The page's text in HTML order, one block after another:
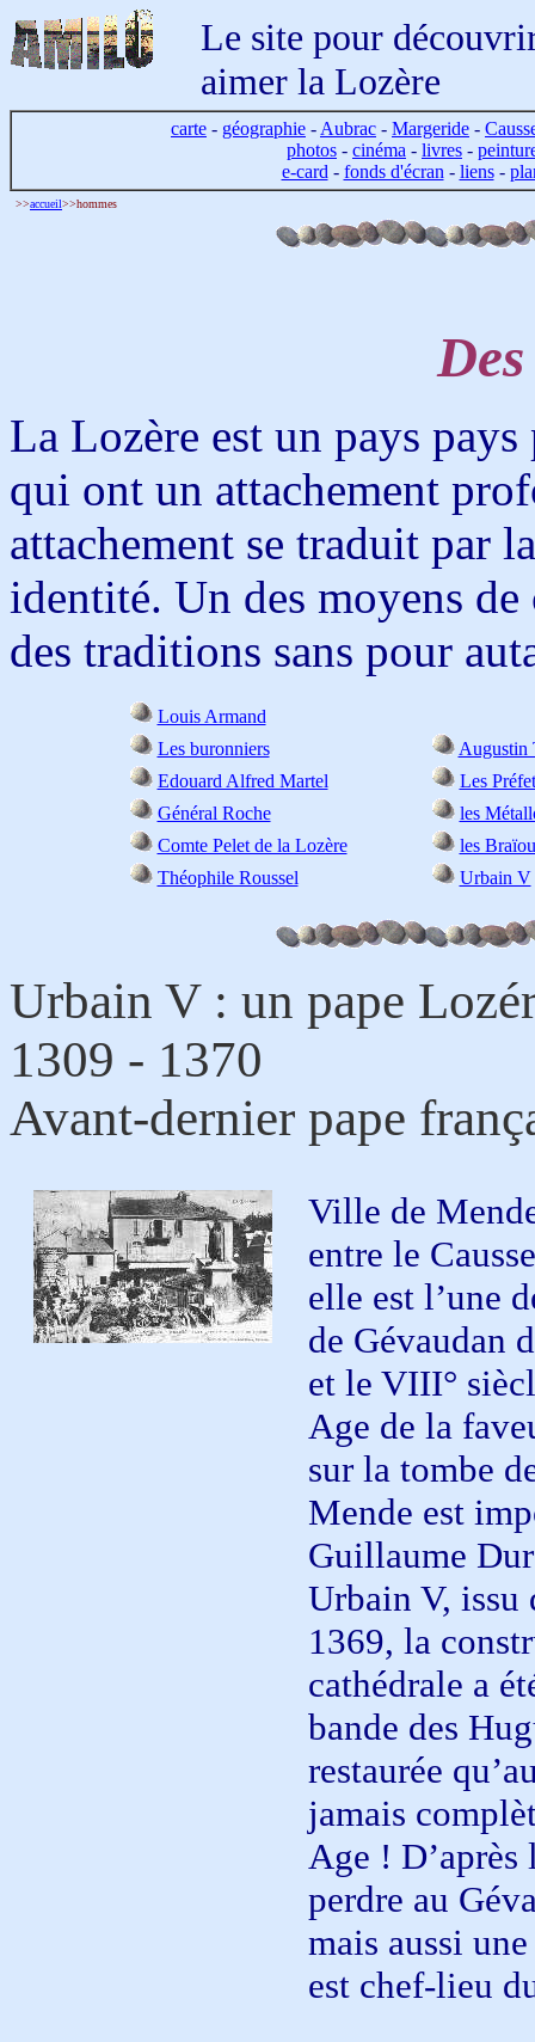
Le site pour
aimer la Lozère
carte - géographie - Aubrac - Margeride -
photos - cinéma - livres -
e-card - fonds d'écran - liens-
>>accueil>>hommes
La Lozère est un pays
qui ont un attachement
attachement se traduit par
identité. Un des moyens de
des traditions sans pour
Louis Armand
Les buronniers
Augustin
Edouard Alfred Martel
Les
Général Roche
les
Comte Pelet de la Lozère
les
Théophile Roussel
Urbain V
Urbain V : un pape
1309 - 1370
Avant-dernier pape
Ville de
entre le
elle est l’une
de Gévaudan
et le VIII°
Age de la
sur la tombe
Mende est
Guillaume
Urbain V, issu
1369, la
cathédrale a
bande des
restaurée
jamais
Age !
perdre au
mais aussi
est chef-lieu